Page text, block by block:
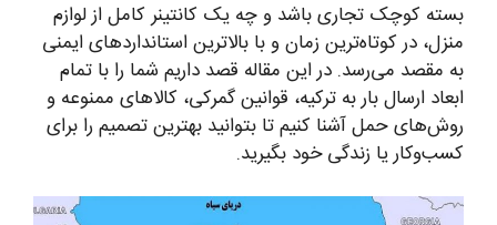
بسته کوچک تجاری باشد و چه یک کانتینر کامل از لوازم
منزل، در کوتاه‌ترین زمان و با بالاترین استانداردهای ایمنی
به مقصد می‌رسد. در این مقاله قصد داریم شما را با تمام
ابعاد ارسال بار به ترکیه، قوانین گمرکی، کالاهای ممنوعه و
روش‌های حمل آشنا کنیم تا بتوانید بهترین تصمیم را برای
کسب‌وکار یا زندگی خود بگیرید.